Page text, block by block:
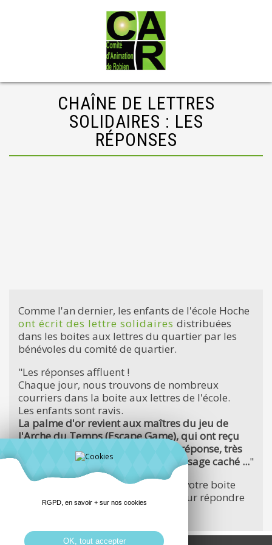
CHAÎNE DE LETTRES
SOLIDAIRES : LES
RÉPONSES
Comme l'an dernier, les enfants de l'école Hoche
ont écrit des lettre solidaires distribuées
dans les boites aux lettres du quartier par les
bénévoles du comité de quartier.
"Les réponses affluent !
Chaque jour, nous trouvons de nombreux
courriers dans la boite aux lettres de l'école.
Les enfants sont ravis.
La palme d'or revient aux maîtres du jeu de
l'Arche du Temps (Escape Game), qui ont reçu
un courrier de Louise (CM1) : leur réponse, très
drôle, contenait un mystérieux message caché ..."
Si vous avez reçu un courrier dans votre boite
aux lettres, il n'est pas trop tard pour répondre
aux enfants de l'école..
RGPD, en savoir + sur nos cookies
OK, tout accepter